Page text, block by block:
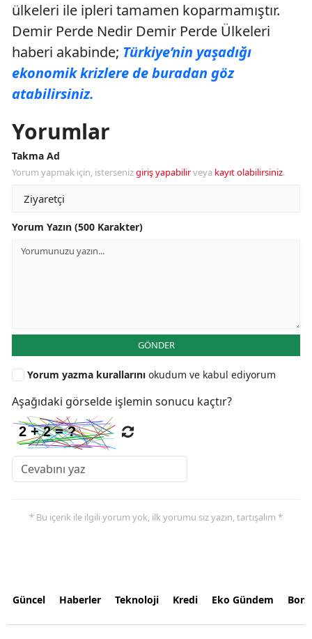
ülkeleri ile ipleri tamamen koparmamıştır.
Demir Perde Nedir Demir Perde Ülkeleri
haberi akabinde; Türkiye’nin yaşadığı
ekonomik krizlere de buradan göz
atabilirsiniz.
Yorumlar
Takma Ad
Yorum yapmak için, istersenizgiriş yapabilirveya kayıt olabilirsiniz.
Yorum Yazın (500 Karakter)
GÖNDER
Yorum yazma kurallarını okudum ve kabul ediyorum
Aşağıdaki görselde işlemin sonucu kaçtır?
* Bu içerik ile ilgili yorum yok, ilk yorumu siz yazın, tartışalım *
Güncel Haberler Teknoloji Kredi Eko Gündem